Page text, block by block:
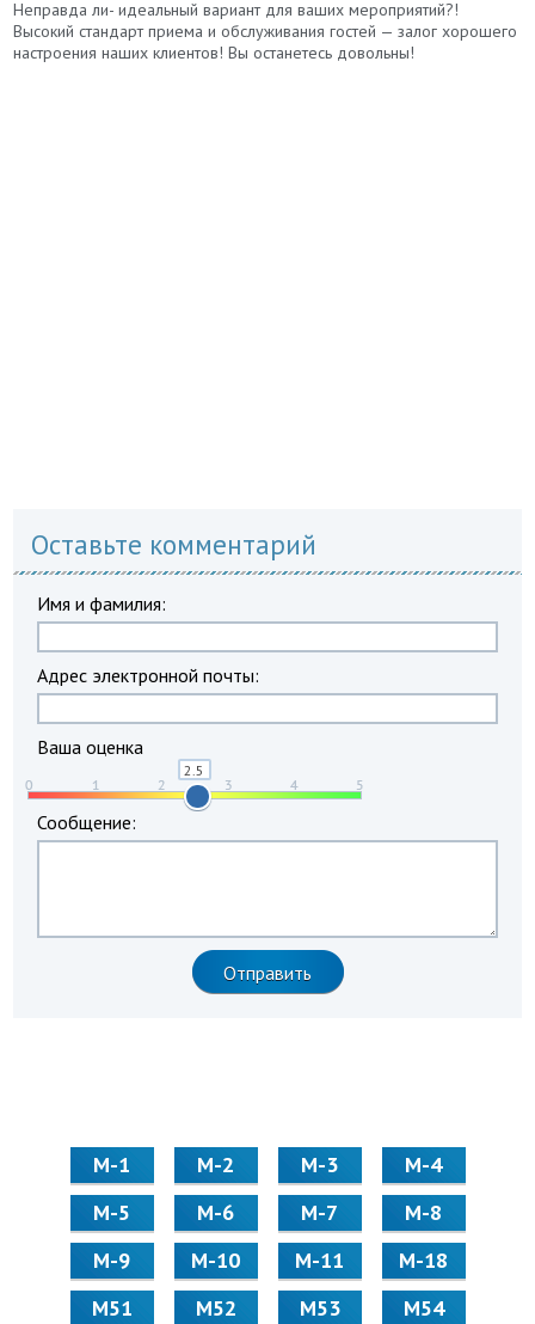
Неправда ли- идеальный вариант для ваших мероприятий?!
Высокий стандарт приема и обслуживания гостей — залог хорошего
настроения наших клиентов! Вы останетесь довольны!
Оставьте комментарий
Имя и фамилия:
Адрес электронной почты:
Ваша оценка
Сообщение:
М-1 М-2 М-3
М-4
М-5
М-6 М-7
М-8
М-9
М-10 М-11
М-18
М51
М52 М53
М54